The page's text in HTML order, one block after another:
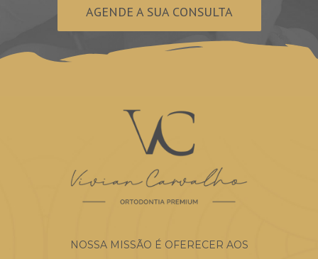
AGENDE A SUA CONSULTA
NOSSA MISSÃO É OFERECER AOS